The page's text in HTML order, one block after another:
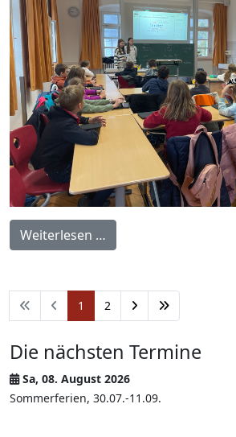
Weiterlesen …
1 2
Die nächsten Termine
Sa, 08. August 2026
Sommerferien, 30.07.-11.09.